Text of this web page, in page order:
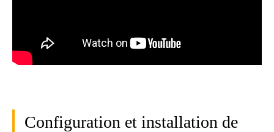
Configuration et installation de